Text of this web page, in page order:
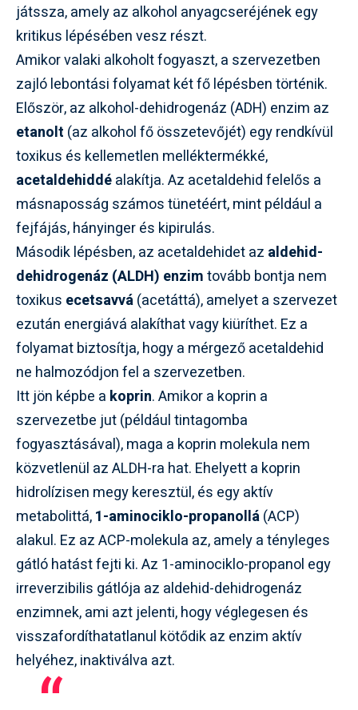
játssza, amely az alkohol anyagcseréjének egy
kritikus lépésében vesz részt.
Amikor valaki alkoholt fogyaszt, a szervezetben
zajló lebontási folyamat két fő lépésben történik.
Először, az alkohol-dehidrogenáz (ADH) enzim az
etanolt (az alkohol fő összetevőjét) egy rendkívül
toxikus és kellemetlen melléktermékké,
acetaldehiddéalakítja. Az acetaldehid felelős a
másnaposság számos tünetéért, mint például a
fejfájás, hányinger és kipirulás.
Második lépésben, az acetaldehidet az aldehid-
dehidrogenáz (ALDH) enzimtovább bontja nem
toxikus ecetsavvá(acetáttá), amelyet a szervezet
ezután energiává alakíthat vagy kiüríthet. Ez a
folyamat biztosítja, hogy a mérgező acetaldehid
ne halmozódjon fel a szervezetben.
Itt jön képbe a koprin. Amikor a koprin a
szervezetbe jut (például tintagomba
fogyasztásával), maga a koprin molekula nem
közvetlenül az ALDH-ra hat. Ehelyett a koprin
hidrolízisen megy keresztül, és egy aktív
metabolittá,1-aminociklo-propanollá(ACP)
alakul. Ez az ACP-molekula az, amely a tényleges
gátló hatást fejti ki. Az 1-aminociklo-propanol egy
irreverzibilis gátlója az aldehid-dehidrogenáz
enzimnek, ami azt jelenti, hogy véglegesen és
visszafordíthatatlanul kötődik az enzim aktív
helyéhez, inaktiválva azt.